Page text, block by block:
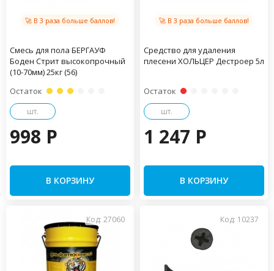
🚀 В 3 раза больше баллов!
Смесь для пола БЕРГАУФ
Боден Стрит высокопрочный
(10-70мм) 25кг (56)
Остаток
шт.
998 P
В КОРЗИНУ
🚀 В 3 раза больше баллов!
Средство для удаления
плесени ХОЛЬЦЕР Дестроер 5л
Остаток
шт.
1 247 P
В КОРЗИНУ
Код: 27060 Код: 10237